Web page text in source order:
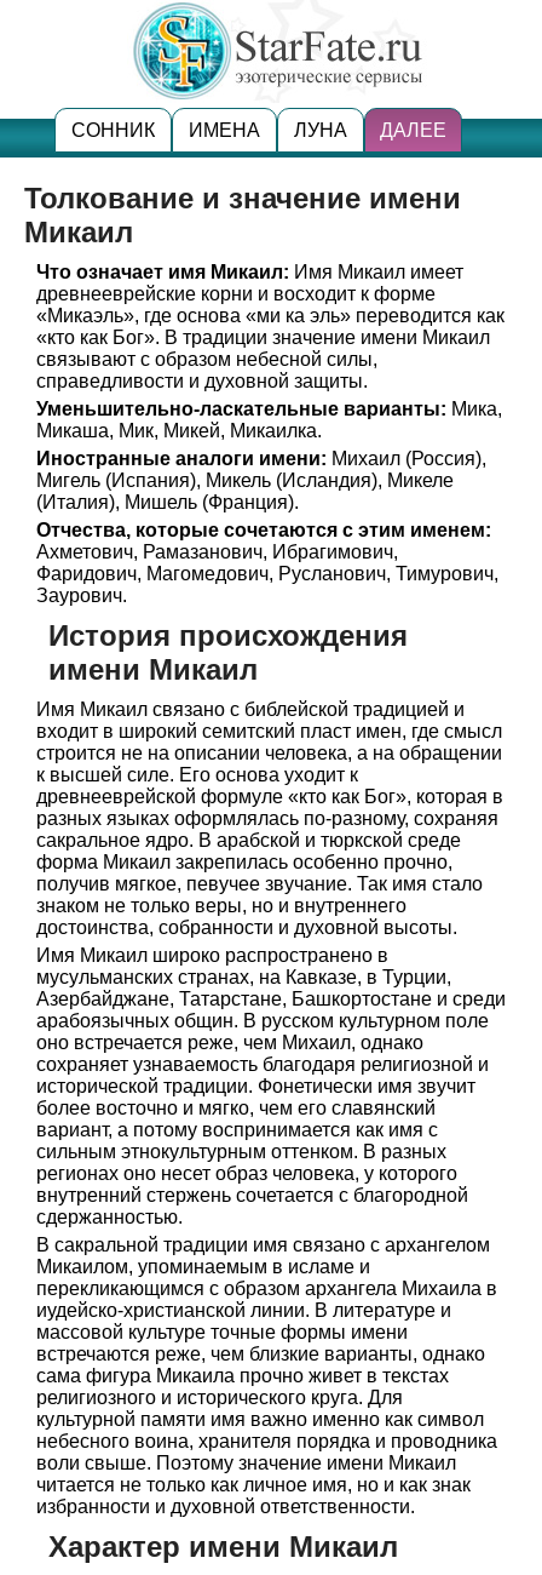
СОННИК ИМЕНА ЛУНА ДАЛЕЕ
Толкование и значение имени
Микаил
Что означает имя Микаил: Имя Микаил имеет
древнееврейские корни и восходит к форме
«Микаэль», где основа «ми ка эль» переводится как
«кто как Бог». В традиции значение имени Микаил
связывают с образом небесной силы,
справедливости и духовной защиты.
Уменьшительно-ласкательные варианты: Мика,
Микаша, Мик, Микей, Микаилка.
Иностранные аналоги имени: Михаил (Россия),
Мигель (Испания), Микель (Исландия), Микеле
(Италия), Мишель (Франция).
Отчества, которые сочетаются с этим именем:
Ахметович, Рамазанович, Ибрагимович,
Фаридович, Магомедович, Русланович, Тимурович,
Заурович.
История происхождения
имени Микаил
Имя Микаил связано с библейской традицией и
входит в широкий семитский пласт имен, где смысл
строится не на описании человека, а на обращении
к высшей силе. Его основа уходит к
древнееврейской формуле «кто как Бог», которая в
разных языках оформлялась по-разному, сохраняя
сакральное ядро. В арабской и тюркской среде
форма Микаил закрепилась особенно прочно,
получив мягкое, певучее звучание. Так имя стало
знаком не только веры, но и внутреннего
достоинства, собранности и духовной высоты.
Имя Микаил широко распространено в
мусульманских странах, на Кавказе, в Турции,
Азербайджане, Татарстане, Башкортостане и среди
арабоязычных общин. В русском культурном поле
оно встречается реже, чем Михаил, однако
сохраняет узнаваемость благодаря религиозной и
исторической традиции. Фонетически имя звучит
более восточно и мягко, чем его славянский
вариант, а потому воспринимается как имя с
сильным этнокультурным оттенком. В разных
регионах оно несет образ человека, у которого
внутренний стержень сочетается с благородной
сдержанностью.
В сакральной традиции имя связано с архангелом
Микаилом, упоминаемым в исламе и
перекликающимся с образом архангела Михаила в
иудейско-христианской линии. В литературе и
массовой культуре точные формы имени
встречаются реже, чем близкие варианты, однако
сама фигура Микаила прочно живет в текстах
религиозного и исторического круга. Для
культурной памяти имя важно именно как символ
небесного воина, хранителя порядка и проводника
воли свыше. Поэтому значение имени Микаил
читается не только как личное имя, но и как знак
избранности и духовной ответственности.
Характер имени Микаил